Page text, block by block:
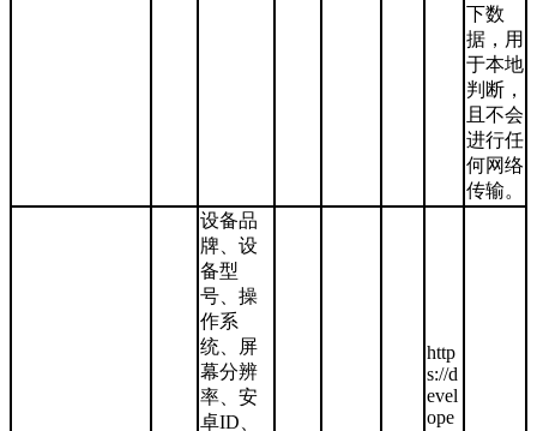
下数
据，用
于本地
判断，
且不会
进行任
何网络
传输。
设备品
牌、设
备型
号、操
作系
统、屏
幕分辨
率、安
卓ID、
http
s://d
evel
ope